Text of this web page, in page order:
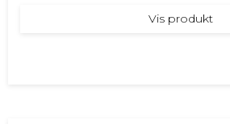
Vis produkt